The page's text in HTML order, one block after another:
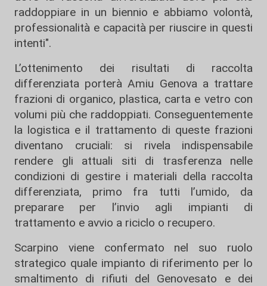
raddoppiare in un biennio e abbiamo volontà,
professionalità e capacità per riuscire in questi
intenti".
L’ottenimento dei risultati di raccolta
differenziata porterà Amiu Genova a trattare
frazioni di organico, plastica, carta e vetro con
volumi più che raddoppiati. Conseguentemente
la logistica e il trattamento di queste frazioni
diventano cruciali: si rivela indispensabile
rendere gli attuali siti di trasferenza nelle
condizioni di gestire i materiali della raccolta
differenziata, primo fra tutti l’umido, da
preparare per l’invio agli impianti di
trattamento e avvio a riciclo o recupero.
Scarpino viene confermato nel suo ruolo
strategico quale impianto di riferimento per lo
smaltimento di rifiuti del Genovesato e dei